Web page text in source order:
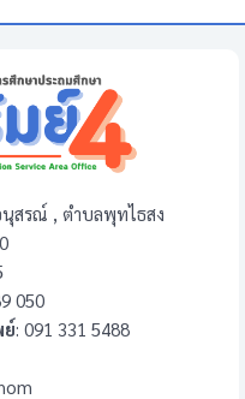
นุสรณ์ , ตำบลพุทไธสง
050
ย์: 091 331 5488